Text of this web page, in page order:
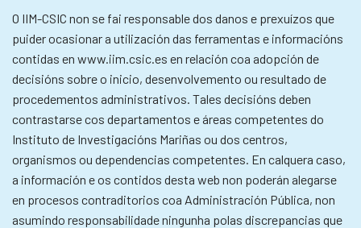
O IIM-CSIC non se fai responsable dos danos e prexuízos que
puider ocasionar a utilización das ferramentas e informacións
contidas en www.iim.csic.es en relación coa adopción de
decisións sobre o inicio, desenvolvemento ou resultado de
procedementos administrativos. Tales decisións deben
contrastarse cos departamentos e áreas competentes do
Instituto de Investigacións Mariñas ou dos centros,
organismos ou dependencias competentes. En calquera caso,
a información e os contidos desta web non poderán alegarse
en procesos contraditorios coa Administración Pública, non
asumindo responsabilidade ningunha polas discrepancias que